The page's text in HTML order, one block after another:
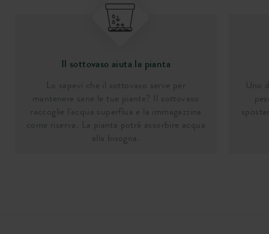
Il sottovaso aiuta la pianta
Lo sapevi che il sottovaso serve per
mantenere sane le tue piante? Il sottovaso
raccoglie l'acqua superflua e la immagazzina
come riserva. La pianta potrà assorbire acqua
alla bisogna.
Uno